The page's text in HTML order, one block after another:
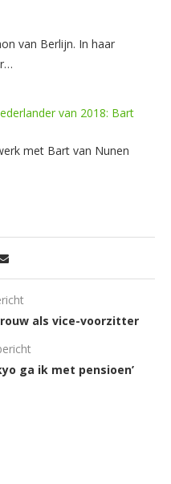
van Berlijn. In haar
van 2018: Bart
met Bart van Nunen
als vice-voorzitter
ga ik met pensioen’